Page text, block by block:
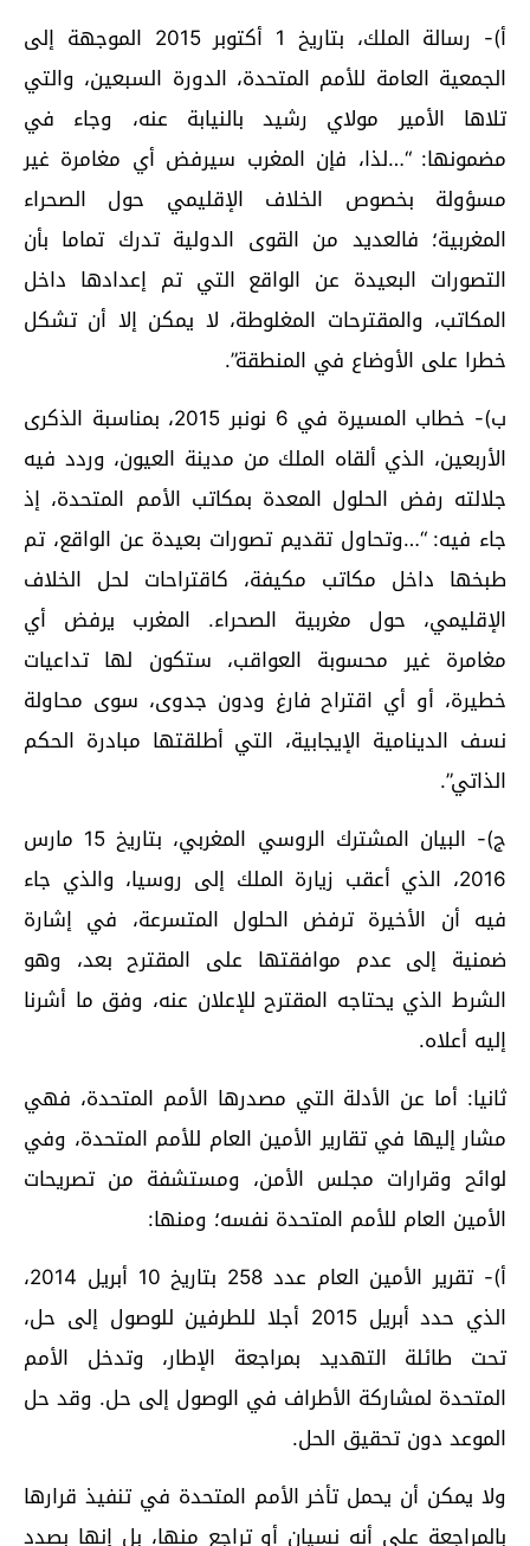
أ)- رسالة الملك، بتاريخ 1 أكتوبر 2015 الموجهة إلى
الجمعية العامة للأمم المتحدة، الدورة السبعين، والتي
تلاها الأمير مولاي رشيد بالنيابة عنه، وجاء في
مضمونها: “…لذا، فإن المغرب سيرفض أي مغامرة غير
مسؤولة بخصوص الخلاف الإقليمي حول الصحراء
المغربية؛ فالعديد من القوى الدولية تدرك تماما بأن
التصورات البعيدة عن الواقع التي تم إعدادها داخل
المكاتب، والمقترحات المغلوطة، لا يمكن إلا أن تشكل
خطرا على الأوضاع في المنطقة”.
ب)- خطاب المسيرة في 6 نونبر 2015، بمناسبة الذكرى
الأربعين، الذي ألقاه الملك من مدينة العيون، وردد فيه
جلالته رفض الحلول المعدة بمكاتب الأمم المتحدة، إذ
جاء فيه: “…وتحاول تقديم تصورات بعيدة عن الواقع، تم
طبخها داخل مكاتب مكيفة، كاقتراحات لحل الخلاف
الإقليمي، حول مغربية الصحراء. المغرب يرفض أي
مغامرة غير محسوبة العواقب، ستكون لها تداعيات
خطيرة، أو أي اقتراح فارغ ودون جدوى، سوى محاولة
نسف الدينامية الإيجابية، التي أطلقتها مبادرة الحكم
الذاتي”.
ج)- البيان المشترك الروسي المغربي، بتاريخ 15 مارس
2016، الذي أعقب زيارة الملك إلى روسيا، والذي جاء
فيه أن الأخيرة ترفض الحلول المتسرعة، في إشارة
ضمنية إلى عدم موافقتها على المقترح بعد، وهو
الشرط الذي يحتاجه المقترح للإعلان عنه، وفق ما أشرنا
إليه أعلاه.
ثانيا: أما عن الأدلة التي مصدرها الأمم المتحدة، فهي
مشار إليها في تقارير الأمين العام للأمم المتحدة، وفي
لوائح وقرارات مجلس الأمن، ومستشفة من تصريحات
الأمين العام للأمم المتحدة نفسه؛ ومنها:
أ)- تقرير الأمين العام عدد 258 بتاريخ 10 أبريل 2014،
الذي حدد أبريل 2015 أجلا للطرفين للوصول إلى حل،
تحت طائلة التهديد بمراجعة الإطار، وتدخل الأمم
المتحدة لمشاركة الأطراف في الوصول إلى حل. وقد حل
الموعد دون تحقيق الحل.
ولا يمكن أن يحمل تأخر الأمم المتحدة في تنفيذ قرارها
بالمراجعة على أنه نسيان أو تراجع منها، بل إنها بصدد